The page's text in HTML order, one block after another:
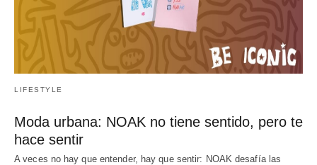
LIFESTYLE
Moda urbana: NOAK no tiene sentido, pero te
hace sentir
A veces no hay que entender, hay que sentir: NOAK desafía las